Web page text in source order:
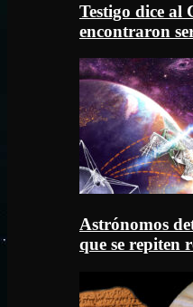
Testigo dice al
encontraron
Astrónomos
que se repiten